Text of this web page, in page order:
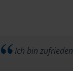
Ich bin zufrieden